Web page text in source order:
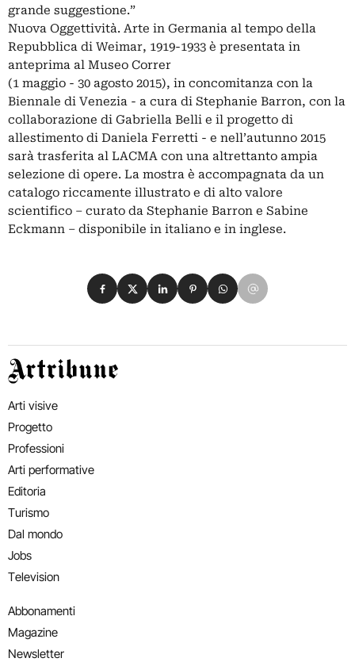
grande suggestione.”
Nuova Oggettività. Arte in Germania al tempo della
Repubblica di Weimar, 1919-1933 è presentata in
anteprima al Museo Correr
(1 maggio - 30 agosto 2015), in concomitanza con la
Biennale di Venezia - a cura di Stephanie Barron, con la
collaborazione di Gabriella Belli e il progetto di
allestimento di Daniela Ferretti - e nell’autunno 2015
sarà trasferita al LACMA con una altrettanto ampia
selezione di opere. La mostra è accompagnata da un
catalogo riccamente illustrato e di alto valore
scientifico – curato da Stephanie Barron e Sabine
Eckmann – disponibile in italiano e in inglese.
Condividi su Facebook
Condividi su X
Condividi su LinkedIn
Condividi su Pinterest
Condividi su WhatsApp
Condividi su Email
Artribune
Arti visive
Progetto
Professioni
Arti performative
Editoria
Turismo
Dal mondo
Jobs
Television
Abbonamenti
Magazine
Newsletter